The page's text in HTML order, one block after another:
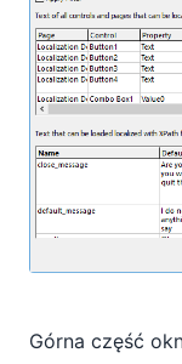
Górna część